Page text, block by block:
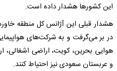
این کشورها هشدار داده است.
هشدار قبلی این آژانس کل منطقه
در بر می‌گرفت و به شرکت‌های
هوایی بحرین، کویت، اراضی اشغالی،
و عربستان سعودی نیز احتیاط کنند.